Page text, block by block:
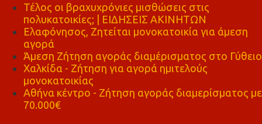
Τέλος οι βραχυχρόνιες μισθώσεις στις
πολυκατοικίες; | ΕΙΔΗΣΕΙΣ ΑΚΙΝΗΤΩΝ
Ελαφόνησος, Ζητείται μονοκατοικία για άμεση
αγορά
Άμεση Ζήτηση αγοράς διαμέρισματος στο Γύθειο
Χαλκίδα - Ζήτηση για αγορά ημιτελούς
μονοκατοικίας
Αθήνα κέντρο - Ζήτηση αγοράς διαμερίσματος με
70.000€